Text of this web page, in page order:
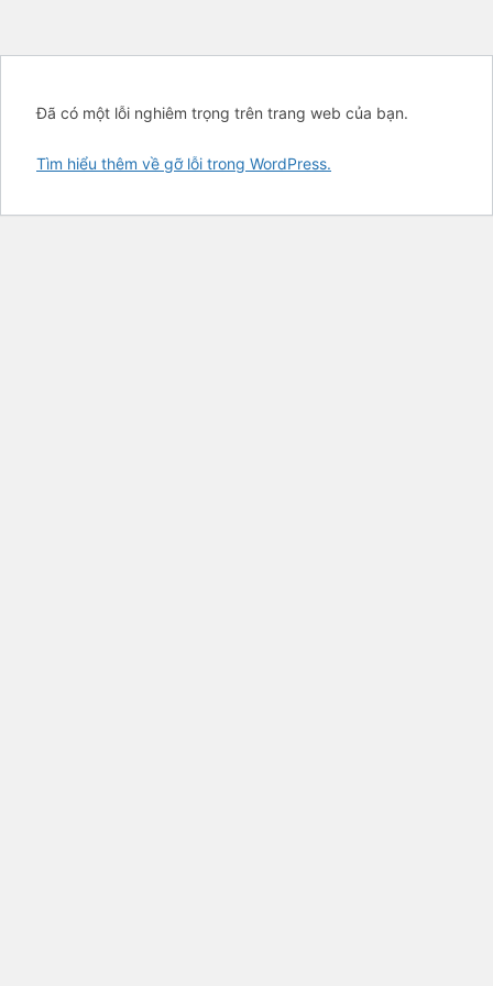
Đã có một lỗi nghiêm trọng trên trang web của bạn.
Tìm hiểu thêm về gỡ lỗi trong WordPress.